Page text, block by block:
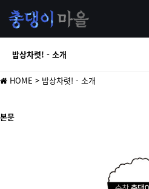
밥상차렷! - 소개
HOME > 밥상차렷! - 소개
본문